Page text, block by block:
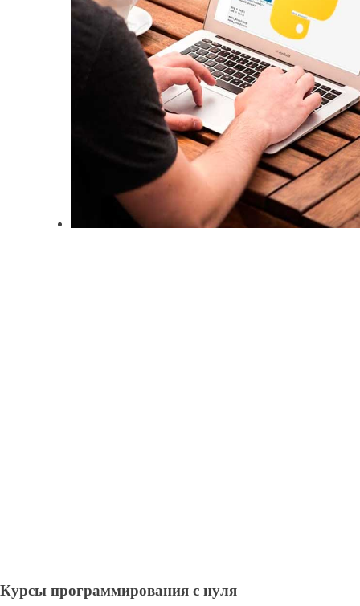
Курсы программирования с нуля